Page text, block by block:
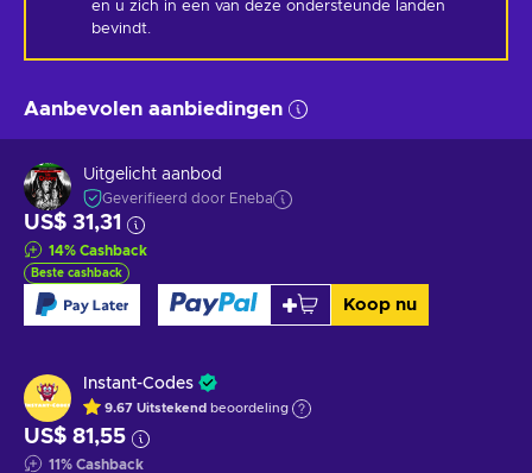
en u zich in een van deze ondersteunde landen
bevindt.
Aanbevolen aanbiedingen
Uitgelicht aanbod
Geverifieerd door Eneba
US$ 31,31
14% Cashback
Beste cashback
Koop nu
Instant-Codes
9.67 Uitstekend beoordeling
US$ 81,55
11% Cashback